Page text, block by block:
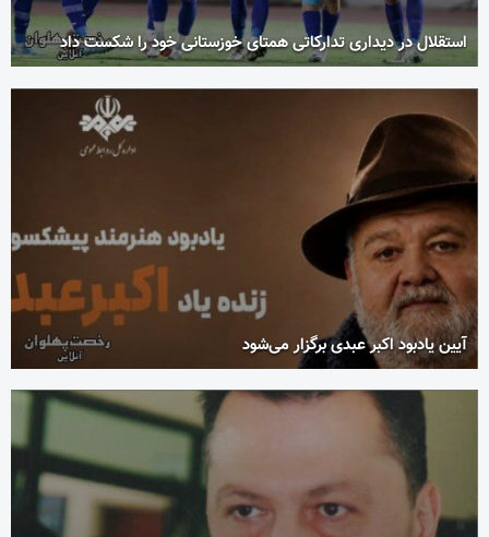
استقلال در دیداری تدارکاتی همتای خوزستانی خود را شکست داد
آیین یادبود اکبر عبدی برگزار می‌شود